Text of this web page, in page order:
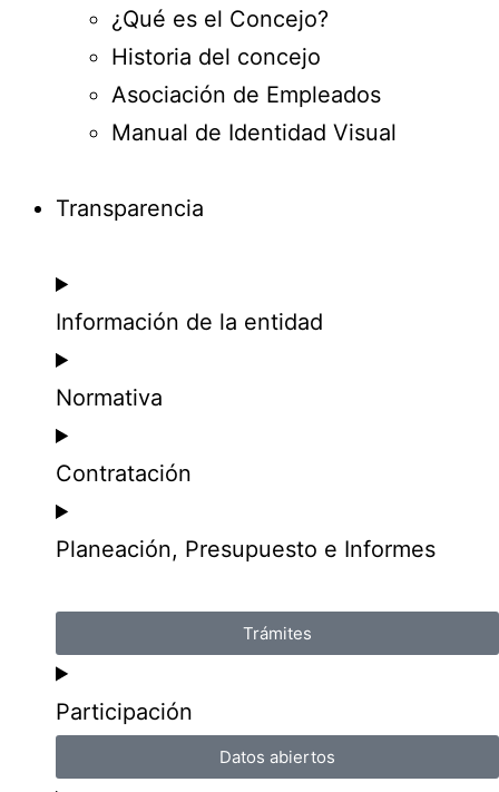
¿Qué es el Concejo?
Historia del concejo
Asociación de Empleados
Manual de Identidad Visual
Transparencia
Información de la entidad
Normativa
Contratación
Planeación, Presupuesto e Informes
Trámites
Participación
Datos abiertos